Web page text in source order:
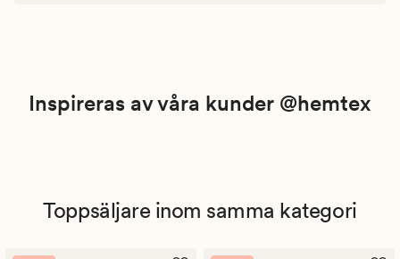
Inspireras av våra kunder @hemtex
Toppsäljare inom samma kategori